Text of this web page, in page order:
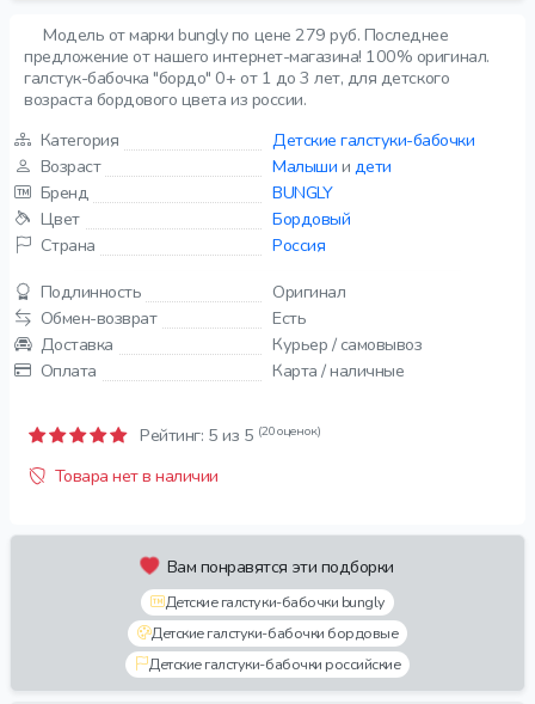
Модель от марки bungly по цене 279 руб. Последнее
предложение от нашего интернет-магазина! 100% оригинал.
галстук-бабочка "бордо" 0+ от 1 до 3 лет, для детского
возраста бордового цвета из россии.
Категория
Детские галстуки-бабочки
Возраст
Малыши и дети
Бренд
BUNGLY
Цвет
Бордовый
Страна
Россия
Подлинность
Оригинал
Обмен-возврат
Есть
Доставка
Курьер / самовывоз
Оплата
Карта / наличные
Рейтинг: 5 из 5 (20 оценок)
Товара нет в наличии
Вам понравятся эти подборки
Детские галстуки-бабочки bungly
Детские галстуки-бабочки бордовые
Детские галстуки-бабочки российские